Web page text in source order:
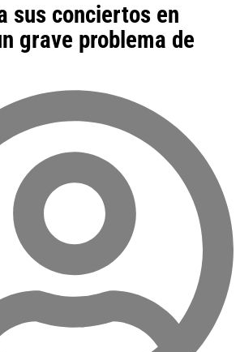
sus conciertos en
grave problema de